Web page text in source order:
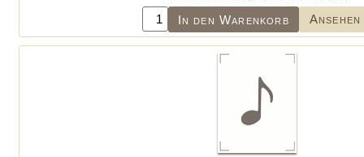
In den Warenkorb Ansehen